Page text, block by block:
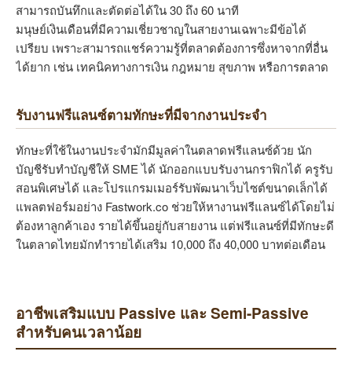
สามารถบันทึกและตัดต่อได้ใน 30 ถึง 60 นาที
มนุษย์เงินเดือนที่มีความเชี่ยวชาญในสายงานเฉพาะมีข้อได้
เปรียบ เพราะสามารถแชร์ความรู้ที่ตลาดต้องการซึ่งหาจากที่อื่น
ได้ยาก เช่น เทคนิคทางการเงิน กฎหมาย สุขภาพ หรือการตลาด
รับงานฟรีแลนซ์ตามทักษะที่มีจากงานประจำ
ทักษะที่ใช้ในงานประจำมักมีมูลค่าในตลาดฟรีแลนซ์ด้วย นัก
บัญชีรับทำบัญชีให้ SME ได้ นักออกแบบรับงานกราฟิกได้ ครูรับ
สอนพิเศษได้ และโปรแกรมเมอร์รับพัฒนาเว็บไซต์ขนาดเล็กได้
แพลตฟอร์มอย่าง Fastwork.co ช่วยให้หางานฟรีแลนซ์ได้โดยไม่
ต้องหาลูกค้าเอง รายได้ขึ้นอยู่กับสายงาน แต่ฟรีแลนซ์ที่มีทักษะดี
ในตลาดไทยมักทำรายได้เสริม 10,000 ถึง 40,000 บาทต่อเดือน
อาชีพเสริมแบบ Passive และ Semi-Passive
สำหรับคนเวลาน้อย